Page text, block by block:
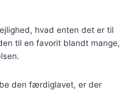
hvad enten det er til
til en favorit blandt mange,
den færdiglavet, er der